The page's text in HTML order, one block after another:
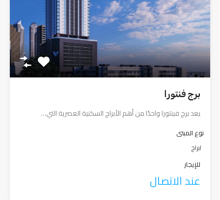
برج فنتورا
يعد برج فينتورا واحدًا من أهم الأبراج السكنية العصرية التي…
نوع المبنى
ابراج
للإيجار
عند الاتصال